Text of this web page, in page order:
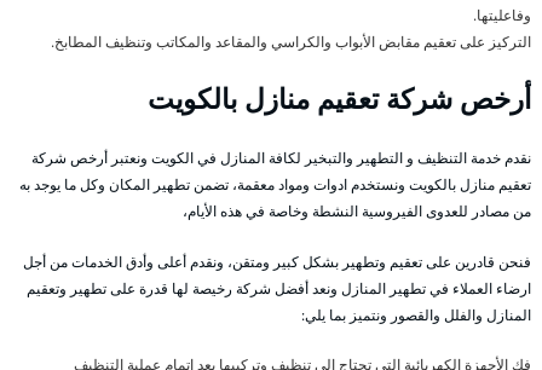
وفاعليتها.
التركيز على تعقيم مقابض الأبواب والكراسي والمقاعد والمكاتب وتنظيف المطابخ.
أرخص شركة تعقيم منازل بالكويت
نقدم خدمة التنظيف و التطهير والتبخير لكافة المنازل في الكويت ونعتبر أرخص شركة
تعقيم منازل بالكويت ونستخدم ادوات ومواد معقمة، تضمن تطهير المكان وكل ما يوجد به
من مصادر للعدوى الفيروسية النشطة وخاصة في هذه الأيام،
فنحن قادرين على تعقيم وتطهير بشكل كبير ومتقن، ونقدم أعلى وأدق الخدمات من أجل
ارضاء العملاء في تطهير المنازل ونعد أفضل شركة رخيصة لها قدرة على تطهير وتعقيم
المنازل والفلل والقصور ونتميز بما يلي:
فك الأجهزة الكهربائية التي تحتاج الى تنظيف وتركيبها بعد إتمام عملية التنظيف